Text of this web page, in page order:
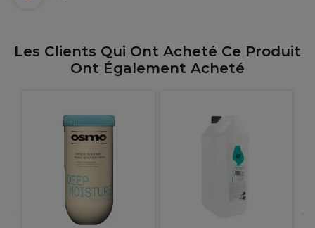
Les Clients Qui Ont Acheté Ce Produit
Ont Également Acheté